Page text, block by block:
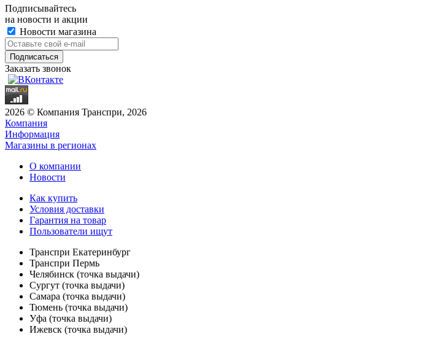
Подписывайтесь
на новости и акции
Новости магазина
Заказать звонок
2026 © Компания Транспри, 2026
Компания
Информация
Магазины в регионах
О компании
Новости
Как купить
Условия доставки
Гарантия на товар
Пользователи ищут
Транспри Екатеринбург
Транспри Пермь
Челябинск (точка выдачи)
Сургут (точка выдачи)
Самара (точка выдачи)
Тюмень (точка выдачи)
Уфа (точка выдачи)
Ижевск (точка выдачи)